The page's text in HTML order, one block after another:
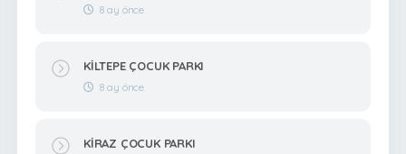
8 ay önce
KİLTEPE ÇOCUK PARKI
8 ay önce
KİRAZ ÇOCUK PARKI